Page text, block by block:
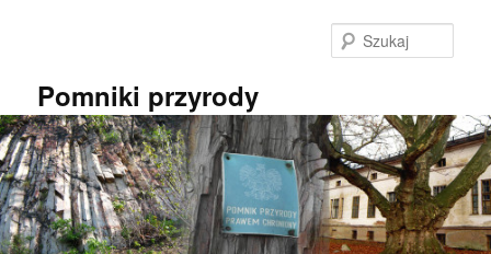
Pomniki przyrody